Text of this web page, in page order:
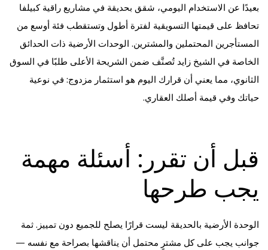
بعيدًا عن الاستخدام اليومي، شقق بحديقة في مشاريع راقية كبيلفا
تحافظ على قيمتها التسويقية لفترة أطول وتستقطب فئة أوسع من
المستأجرين المحتملين والمشترين. الوحدات الأرضية ذات الحدائق
الخاصة في الشيخ زايد تُصنَّف ضمن الشريحة الأعلى طلبًا في السوق
الثانوي، مما يعني أن قرارك اليوم هو استثمار مزدوج: في نوعية
حياتك وفي قيمة أصلك العقاري.
قبل أن تقرر: أسئلة مهمة
يجب طرحها
الوحدة الأرضية بالحديقة ليست قرارًا يصلح للجميع دون تمييز. ثمة
جوانب يجب على كل مشترٍ محتمل أن يناقشها بصراحة مع نفسه —